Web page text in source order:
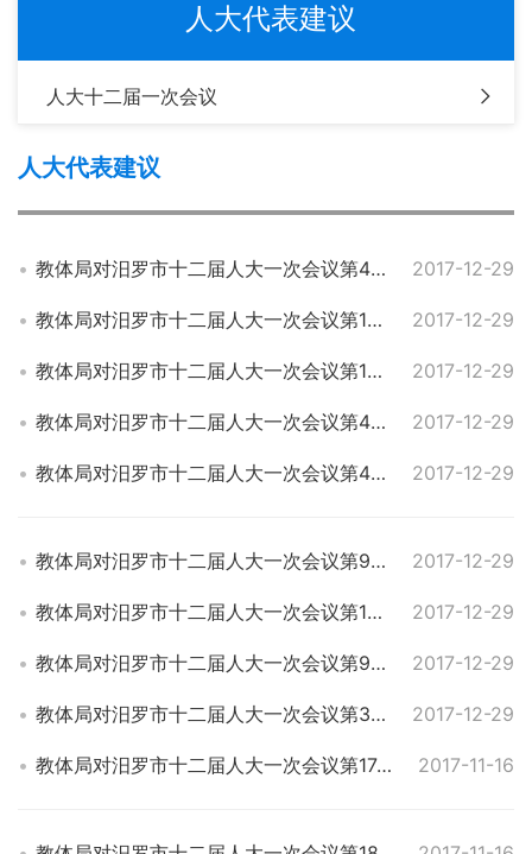
人大代表建议
人大十二届一次会议
人大代表建议
教体局对汨罗市十二届人大一次会议第44号建议的答复 2017-12-29
教体局对汨罗市十二届人大一次会议第135号建议的答复 2017-12-29
教体局对汨罗市十二届人大一次会议第124号建议的答复 2017-12-29
教体局对汨罗市十二届人大一次会议第41号建议的答复 2017-12-29
教体局对汨罗市十二届人大一次会议第40号建议的答复 2017-12-29
教体局对汨罗市十二届人大一次会议第97号建议的答复 2017-12-29
教体局对汨罗市十二届人大一次会议第189号建议的答复 2017-12-29
教体局对汨罗市十二届人大一次会议第92号建议的答复 2017-12-29
教体局对汨罗市十二届人大一次会议第38号建议的答复 2017-12-29
教体局对汨罗市十二届人大一次会议第174号建议的答复 2017-11-16